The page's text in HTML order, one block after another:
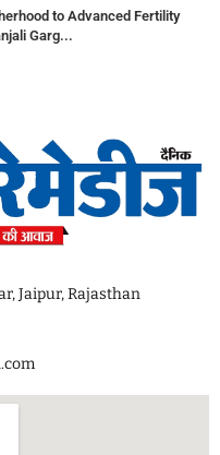
to Advanced Fertility
Garg...
Jaipur, Rajasthan